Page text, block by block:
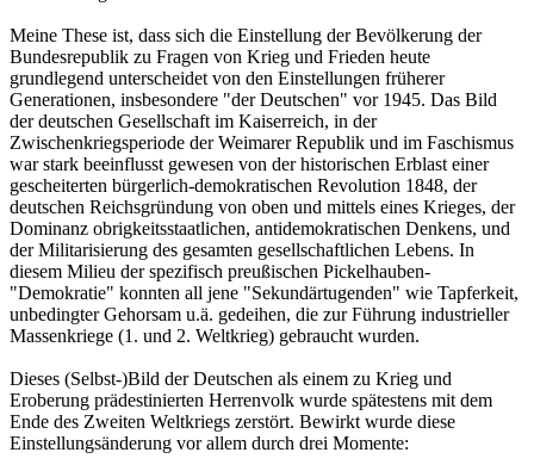
Meine These ist, dass sich die Einstellung der Bevölkerung der
Bundesrepublik zu Fragen von Krieg und Frieden heute
grundlegend unterscheidet von den Einstellungen früherer
Generationen, insbesondere "der Deutschen" vor 1945. Das Bild
der deutschen Gesellschaft im Kaiserreich, in der
Zwischenkriegsperiode der Weimarer Republik und im Faschismus
war stark beeinflusst gewesen von der historischen Erblast einer
gescheiterten bürgerlich-demokratischen Revolution 1848, der
deutschen Reichsgründung von oben und mittels eines Krieges, der
Dominanz obrigkeitsstaatlichen, antidemokratischen Denkens, und
der Militarisierung des gesamten gesellschaftlichen Lebens. In
diesem Milieu der spezifisch preußischen Pickelhauben-
"Demokratie" konnten all jene "Sekundärtugenden" wie Tapferkeit,
unbedingter Gehorsam u.ä. gedeihen, die zur Führung industrieller
Massenkriege (1. und 2. Weltkrieg) gebraucht wurden.
Dieses (Selbst-)Bild der Deutschen als einem zu Krieg und
Eroberung prädestinierten Herrenvolk wurde spätestens mit dem
Ende des Zweiten Weltkriegs zerstört. Bewirkt wurde diese
Einstellungsänderung vor allem durch drei Momente: